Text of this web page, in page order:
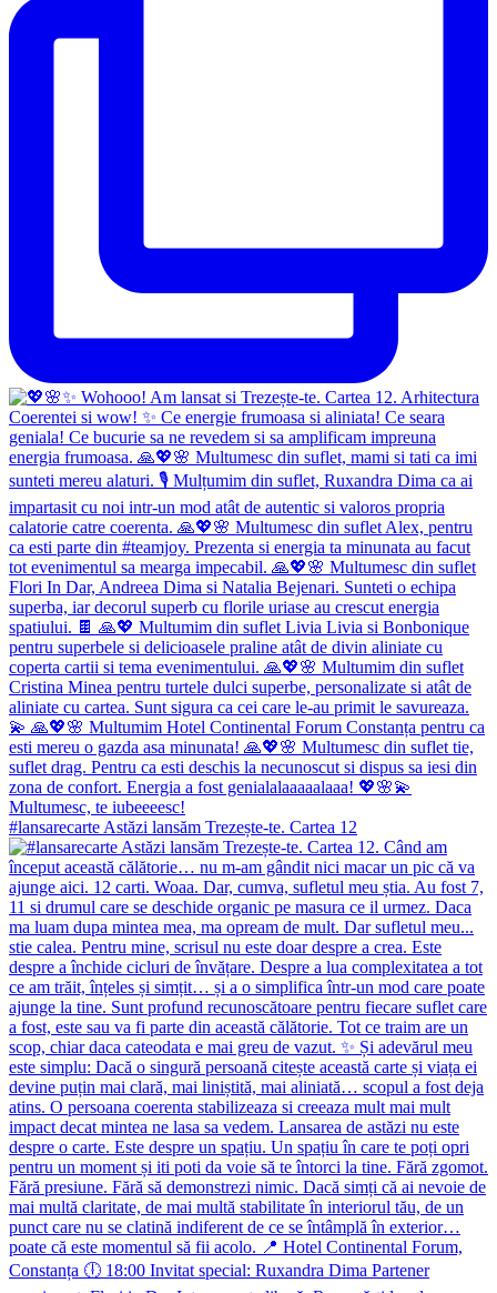
#lansarecarte Astăzi lansăm Trezește-te. Cartea 12